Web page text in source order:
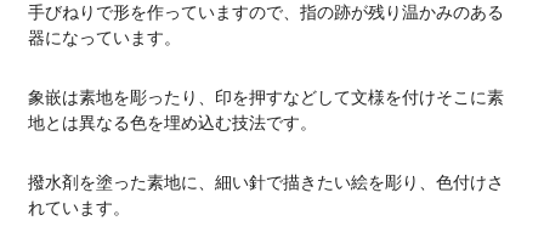
手びねりで形を作っていますので、指の跡が残り温かみのある
器になっています。
象嵌は素地を彫ったり、印を押すなどして文様を付けそこに素
地とは異なる色を埋め込む技法です。
撥水剤を塗った素地に、細い針で描きたい絵を彫り、色付けさ
れています。